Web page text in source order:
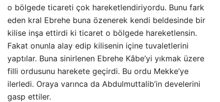
o bölgede ticareti çok hareketlendiriyordu. Bunu fark
eden kral Ebrehe buna özenerek kendi beldesinde bir
kilise inşa ettirdi ki ticaret o bölgede hareketlensin.
Fakat onunla alay edip kilisenin içine tuvaletlerini
yaptılar. Buna sinirlenen Ebrehe Kâbe’yi yıkmak üzere
filli ordusunu harekete geçirdi. Bu ordu Mekke’ye
ilerledi. Oraya varınca da Abdulmuttalib’in develerini
gasp ettiler.